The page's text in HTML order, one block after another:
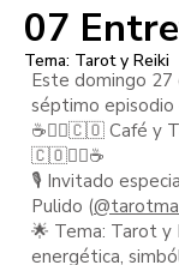
07
Tema: Tarot y Reiki
Este domingo
séptimo episodio
☕️🧙‍♂️🇨🇴 Café y
🇨🇴🧙‍♂️☕️
🎙️ Invitado
Pulido (
🌟 Tema: Tarot y
energética,